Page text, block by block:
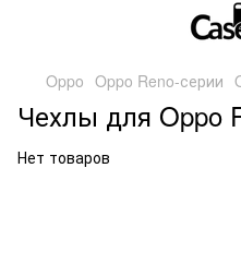
Oppo Oppo Reno-серии
Чехлы для Oppo
Нет товаров